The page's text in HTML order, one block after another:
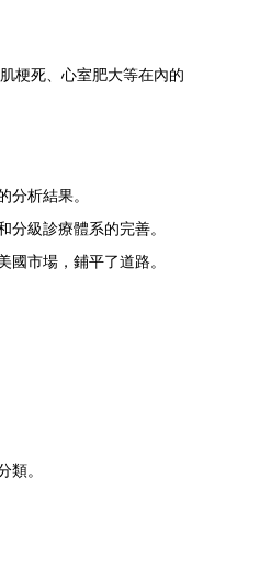
梗死、心室肥大等在內的
分析結果。
級診療體系的完善。
市場，鋪平了道路。
類。